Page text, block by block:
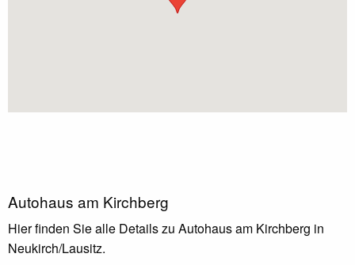
Autohaus am Kirchberg
Hier finden Sie alle Details zu Autohaus am Kirchberg in
Neukirch/Lausitz.